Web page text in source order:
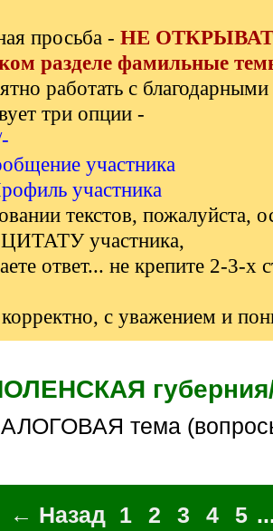
просьба - НЕ
разделе фамильные
работать с
три опции -
участника
участника
текстов, пожалуйста,
участника,
ответ... не крепите 2-3-х
с уважением и
тема
← Назад 1 2 3 4 5